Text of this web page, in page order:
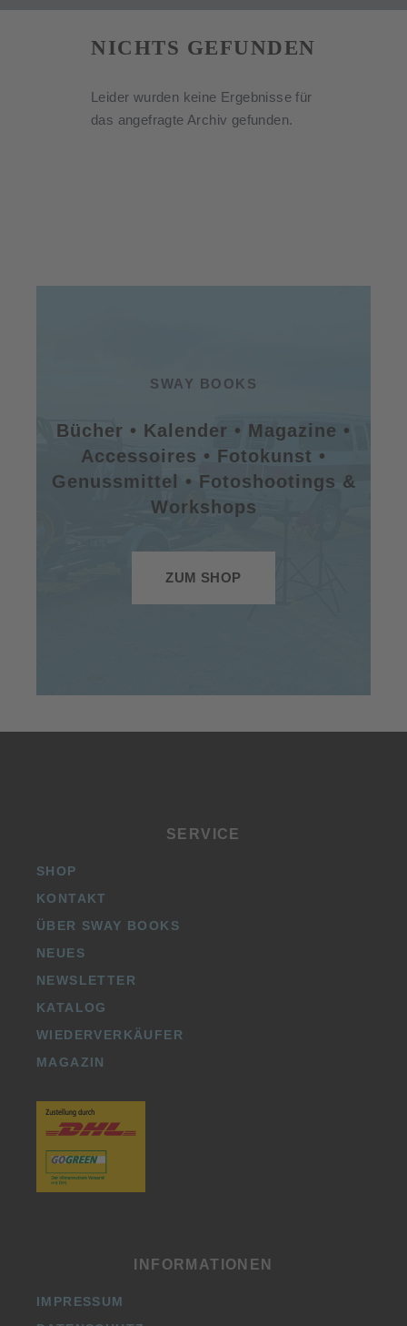
NICHTS GEFUNDEN
Leider wurden keine Ergebnisse für
das angefragte Archiv gefunden.
SWAY BOOKS
Bücher • Kalender • Magazine •
Accessoires • Fotokunst •
Genussmittel • Fotoshootings &
Workshops
ZUM SHOP
SERVICE
SHOP
KONTAKT
ÜBER SWAY BOOKS
NEUES
NEWSLETTER
KATALOG
WIEDERVERKÄUFER
MAGAZIN
INFORMATIONEN
IMPRESSUM